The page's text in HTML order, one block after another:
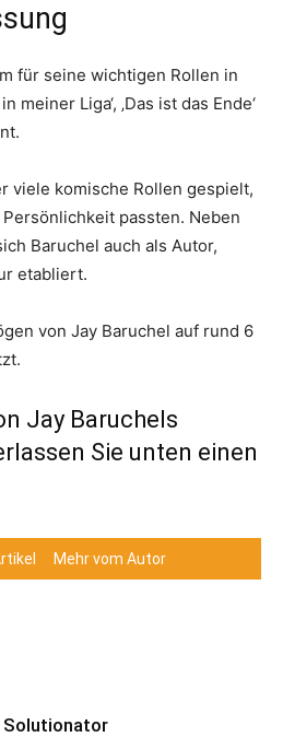
für seine wichtigen Rollen in
meiner Liga‘, ‚Das ist das Ende‘
viele komische Rollen gespielt,
passten. Neben
Baruchel auch als Autor,
etabliert.
von Jay Baruchel auf rund 6
Jay Baruchels
Sie unten einen
Mehr vom Autor
Solutionator